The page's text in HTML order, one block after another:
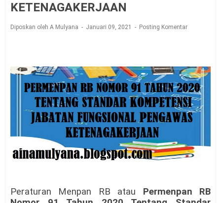
KETENAGAKERJAAN
Diposkan oleh A Mulyana Januari 09, 2021 Posting Komentar
Peraturan Menpan RB atau Permenpan RB